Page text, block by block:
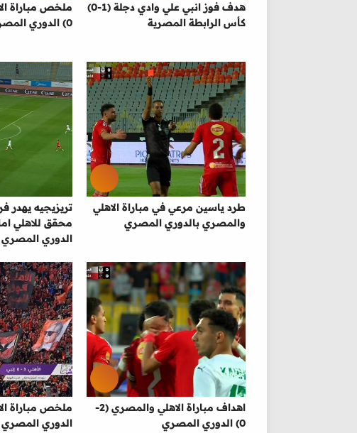
هدف فوز انبي علي وادي دجلة (1-0)
كأس الرابطة المصرية
0) الدوري المصري
طرد ياسين مرعي في مباراة الاهلي
والمصري بالدوري المصري
تريزيجيه
محقق للاهلي
الدوري المصري
اهداف مباراة الاهلي والمصري (2-
0) الدوري المصري
الدوري المصري